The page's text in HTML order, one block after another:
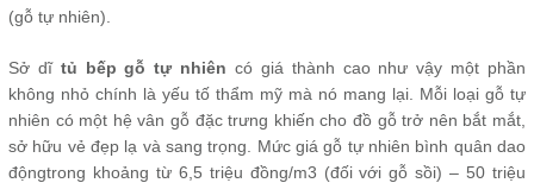
(gỗ tự nhiên).
Sở dĩ tủ bếp gỗ tự nhiên có giá thành cao như vậy một phần
không nhỏ chính là yếu tố thẩm mỹ mà nó mang lại. Mỗi loại gỗ tự
nhiên có một hệ vân gỗ đặc trưng khiến cho đồ gỗ trở nên bắt mắt,
sở hữu vẻ đẹp lạ và sang trọng. Mức giá gỗ tự nhiên bình quân dao
độngtrong khoảng từ 6,5 triệu đồng/m3 (đối với gỗ sồi) – 50 triệu